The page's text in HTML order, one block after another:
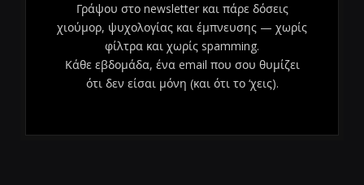
Γράψου στο newsletter και πάρε δόσεις
χιούμορ, ψυχολογίας και έμπνευσης — χωρίς
φίλτρα και χωρίς spamming.
Κάθε εβδομάδα, ένα email που σου θυμίζει
ότι δεν είσαι μόνη (και ότι το ‘χεις).